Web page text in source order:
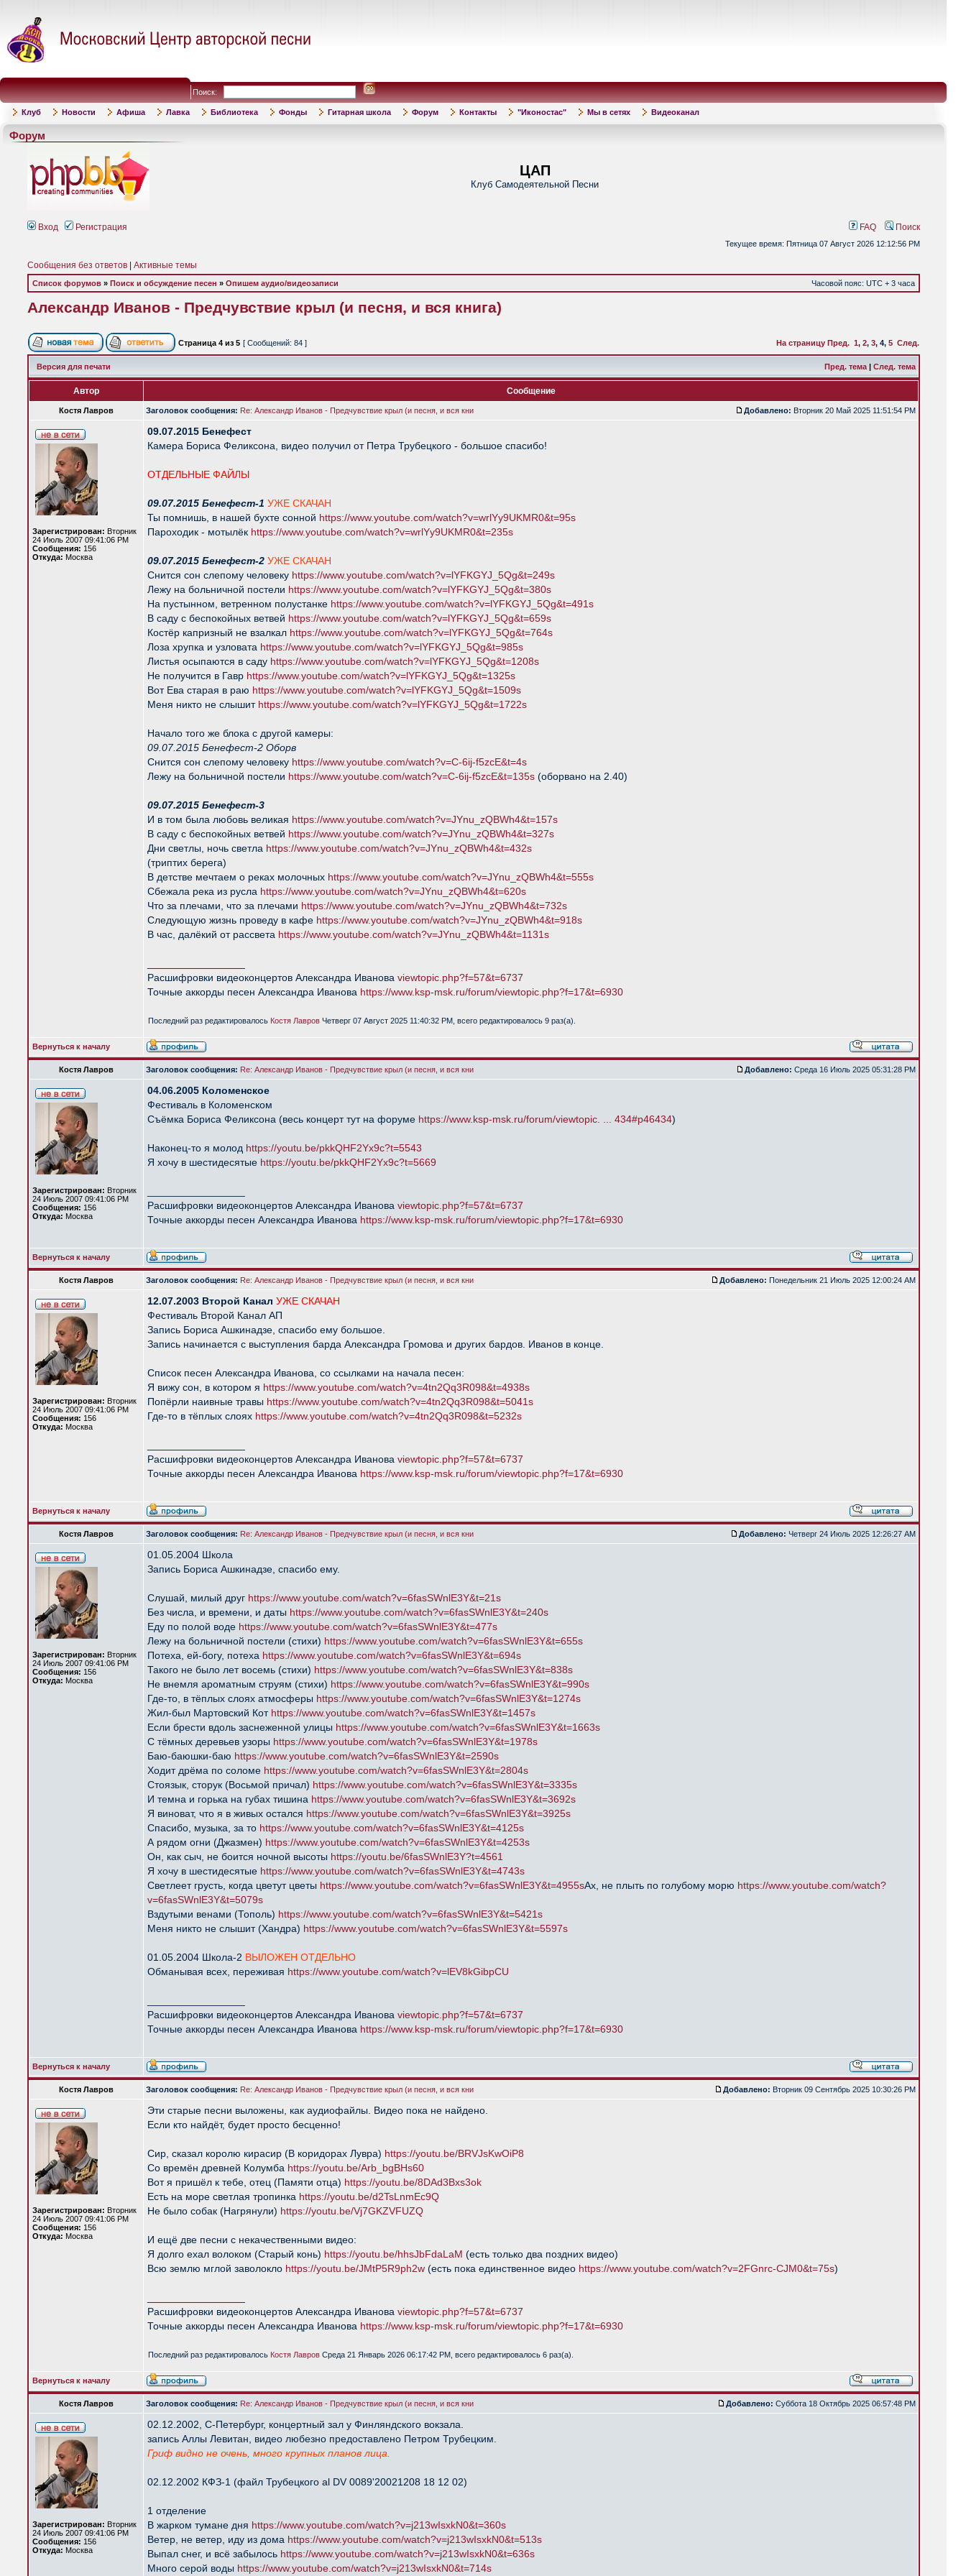
Поиск:
Клуб Новости Афиша Лавка Библиотека Фонды Гитарная школа Форум Контакты "Иконостас" Мы в сетях Видеоканал
Форум
ЦАП
Клуб Самодеятельной Песни
Вход Регистрация FAQ Поиск
Текущее время: Пятница 07 Август 2026 12:12:56 PM
Сообщения без ответов Активные темы
Список форумов » Поиск и обсуждение песен » Опишем аудио/видеозаписи Часовой пояс: UTC + 3 часа
Александр Иванов - Предчувствие крыл (и песня, и вся книга)
Страница 4 из 5 [ Сообщений: 84 ] На страницу Пред. 1, 2, 3, 4, 5 След.
Версия для печати Пред. тема | След. тема
Автор Сообщение
Костя Лавров Заголовок сообщения: Re: Александр Иванов - Предчувствие крыл (и песня, и вся кни Добавлено: Вторник 20 Май 2025 11:51:54 PM
Зарегистрирован: Вторник
24 Июль 2007 09:41:06 PM
Сообщения: 156
Откуда: Москва
09.07.2015 Бенефест
Камера Бориса Феликсона, видео получил от Петра Трубецкого - большое спасибо!
ОТДЕЛЬНЫЕ ФАЙЛЫ
09.07.2015 Бенефест-1 УЖЕ СКАЧАН
Ты помнишь, в нашей бухте сонной https://www.youtube.com/watch?v=wrlYy9UKMR0&t=95s
Пароходик - мотылёк https://www.youtube.com/watch?v=wrlYy9UKMR0&t=235s
09.07.2015 Бенефест-2 УЖЕ СКАЧАН
Снится сон слепому человеку https://www.youtube.com/watch?v=lYFKGYJ_5Qg&t=249s
Лежу на больничной постели https://www.youtube.com/watch?v=lYFKGYJ_5Qg&t=380s
На пустынном, ветренном полустанке https://www.youtube.com/watch?v=lYFKGYJ_5Qg&t=491s
В саду с беспокойных ветвей https://www.youtube.com/watch?v=lYFKGYJ_5Qg&t=659s
Костёр капризный не взалкал https://www.youtube.com/watch?v=lYFKGYJ_5Qg&t=764s
Лоза хрупка и узловата https://www.youtube.com/watch?v=lYFKGYJ_5Qg&t=985s
Листья осыпаются в саду https://www.youtube.com/watch?v=lYFKGYJ_5Qg&t=1208s
Не получится в Гавр https://www.youtube.com/watch?v=lYFKGYJ_5Qg&t=1325s
Вот Ева старая в раю https://www.youtube.com/watch?v=lYFKGYJ_5Qg&t=1509s
Меня никто не слышит https://www.youtube.com/watch?v=lYFKGYJ_5Qg&t=1722s
Начало того же блока с другой камеры:
09.07.2015 Бенефест-2 Оборв
Снится сон слепому человеку https://www.youtube.com/watch?v=C-6ij-f5zcE&t=4s
Лежу на больничной постели https://www.youtube.com/watch?v=C-6ij-f5zcE&t=135s (оборвано на 2.40)
09.07.2015 Бенефест-3
И в том была любовь великая https://www.youtube.com/watch?v=JYnu_zQBWh4&t=157s
В саду с беспокойных ветвей https://www.youtube.com/watch?v=JYnu_zQBWh4&t=327s
Дни светлы, ночь светла https://www.youtube.com/watch?v=JYnu_zQBWh4&t=432s
(триптих берега)
В детстве мечтаем о реках молочных https://www.youtube.com/watch?v=JYnu_zQBWh4&t=555s
Сбежала река из русла https://www.youtube.com/watch?v=JYnu_zQBWh4&t=620s
Что за плечами, что за плечами https://www.youtube.com/watch?v=JYnu_zQBWh4&t=732s
Следующую жизнь проведу в кафе https://www.youtube.com/watch?v=JYnu_zQBWh4&t=918s
В час, далёкий от рассвета https://www.youtube.com/watch?v=JYnu_zQBWh4&t=1131s
Расшифровки видеоконцертов Александра Иванова viewtopic.php?f=57&t=6737
Точные аккорды песен Александра Иванова https://www.ksp-msk.ru/forum/viewtopic.php?f=17&t=6930
Последний раз редактировалось Костя Лавров Четверг 07 Август 2025 11:40:32 PM, всего редактировалось 9 раз(а).
Вернуться к началу
Костя Лавров Заголовок сообщения: Re: Александр Иванов - Предчувствие крыл (и песня, и вся кни Добавлено: Среда 16 Июль 2025 05:31:28 PM
Зарегистрирован: Вторник
24 Июль 2007 09:41:06 PM
Сообщения: 156
Откуда: Москва
04.06.2005 Коломенское
Фестиваль в Коломенском
Съёмка Бориса Феликсона (весь концерт тут на форуме https://www.ksp-msk.ru/forum/viewtopic. ... 434#p46434)
Наконец-то я молод https://youtu.be/pkkQHF2Yx9c?t=5543
Я хочу в шестидесятые https://youtu.be/pkkQHF2Yx9c?t=5669
Расшифровки видеоконцертов Александра Иванова viewtopic.php?f=57&t=6737
Точные аккорды песен Александра Иванова https://www.ksp-msk.ru/forum/viewtopic.php?f=17&t=6930
Вернуться к началу
Костя Лавров Заголовок сообщения: Re: Александр Иванов - Предчувствие крыл (и песня, и вся кни Добавлено: Понедельник 21 Июль 2025 12:00:24 AM
Зарегистрирован: Вторник
24 Июль 2007 09:41:06 PM
Сообщения: 156
Откуда: Москва
12.07.2003 Второй Канал УЖЕ СКАЧАН
Фестиваль Второй Канал АП
Запись Бориса Ашкинадзе, спасибо ему большое.
Запись начинается с выступления барда Александра Громова и других бардов. Иванов в конце.
Список песен Александра Иванова, со ссылками на начала песен:
Я вижу сон, в котором я https://www.youtube.com/watch?v=4tn2Qq3R098&t=4938s
Попёрли наивные травы https://www.youtube.com/watch?v=4tn2Qq3R098&t=5041s
Где-то в тёплых слоях https://www.youtube.com/watch?v=4tn2Qq3R098&t=5232s
Расшифровки видеоконцертов Александра Иванова viewtopic.php?f=57&t=6737
Точные аккорды песен Александра Иванова https://www.ksp-msk.ru/forum/viewtopic.php?f=17&t=6930
Вернуться к началу
Костя Лавров Заголовок сообщения: Re: Александр Иванов - Предчувствие крыл (и песня, и вся кни Добавлено: Четверг 24 Июль 2025 12:26:27 AM
Зарегистрирован: Вторник
24 Июль 2007 09:41:06 PM
Сообщения: 156
Откуда: Москва
01.05.2004 Школа
Запись Бориса Ашкинадзе, спасибо ему.
Слушай, милый друг https://www.youtube.com/watch?v=6fasSWnlE3Y&t=21s
Без числа, и времени, и даты https://www.youtube.com/watch?v=6fasSWnlE3Y&t=240s
Еду по полой воде https://www.youtube.com/watch?v=6fasSWnlE3Y&t=477s
Лежу на больничной постели (стихи) https://www.youtube.com/watch?v=6fasSWnlE3Y&t=655s
Потеха, ей-богу, потеха https://www.youtube.com/watch?v=6fasSWnlE3Y&t=694s
Такого не было лет восемь (стихи) https://www.youtube.com/watch?v=6fasSWnlE3Y&t=838s
Не внемля ароматным струям (стихи) https://www.youtube.com/watch?v=6fasSWnlE3Y&t=990s
Где-то, в тёплых слоях атмосферы https://www.youtube.com/watch?v=6fasSWnlE3Y&t=1274s
Жил-был Мартовский Кот https://www.youtube.com/watch?v=6fasSWnlE3Y&t=1457s
Если брести вдоль заснеженной улицы https://www.youtube.com/watch?v=6fasSWnlE3Y&t=1663s
С тёмных деревьев узоры https://www.youtube.com/watch?v=6fasSWnlE3Y&t=1978s
Баю-баюшки-баю https://www.youtube.com/watch?v=6fasSWnlE3Y&t=2590s
Ходит дрёма по соломе https://www.youtube.com/watch?v=6fasSWnlE3Y&t=2804s
Стоязык, сторук (Восьмой причал) https://www.youtube.com/watch?v=6fasSWnlE3Y&t=3335s
И темна и горька на губах тишина https://www.youtube.com/watch?v=6fasSWnlE3Y&t=3692s
Я виноват, что я в живых остался https://www.youtube.com/watch?v=6fasSWnlE3Y&t=3925s
Спасибо, музыка, за то https://www.youtube.com/watch?v=6fasSWnlE3Y&t=4125s
А рядом огни (Джазмен) https://www.youtube.com/watch?v=6fasSWnlE3Y&t=4253s
Он, как сыч, не боится ночной высоты https://youtu.be/6fasSWnlE3Y?t=4561
Я хочу в шестидесятые https://www.youtube.com/watch?v=6fasSWnlE3Y&t=4743s
Светлеет грусть, когда цветут цветы https://www.youtube.com/watch?v=6fasSWnlE3Y&t=4955sАх, не плыть по голубому морю https://www.youtube.com/watch?
v=6fasSWnlE3Y&t=5079s
Вздутыми венами (Тополь) https://www.youtube.com/watch?v=6fasSWnlE3Y&t=5421s
Меня никто не слышит (Хандра) https://www.youtube.com/watch?v=6fasSWnlE3Y&t=5597s
01.05.2004 Школа-2 ВЫЛОЖЕН ОТДЕЛЬНО
Обманывая всех, переживая https://www.youtube.com/watch?v=lEV8kGibpCU
Расшифровки видеоконцертов Александра Иванова viewtopic.php?f=57&t=6737
Точные аккорды песен Александра Иванова https://www.ksp-msk.ru/forum/viewtopic.php?f=17&t=6930
Вернуться к началу
Костя Лавров Заголовок сообщения: Re: Александр Иванов - Предчувствие крыл (и песня, и вся кни Добавлено: Вторник 09 Сентябрь 2025 10:30:26 PM
Зарегистрирован: Вторник
24 Июль 2007 09:41:06 PM
Сообщения: 156
Откуда: Москва
Эти старые песни выложены, как аудиофайлы. Видео пока не найдено.
Если кто найдёт, будет просто бесценно!
Сир, сказал королю кирасир (В коридорах Лувра) https://youtu.be/BRVJsKwOiP8
Со времён древней Колумба https://youtu.be/Arb_bgBHs60
Вот я пришёл к тебе, отец (Памяти отца) https://youtu.be/8DAd3Bxs3ok
Есть на море светлая тропинка https://youtu.be/d2TsLnmEc9Q
Не было собак (Нагрянули) https://youtu.be/Vj7GKZVFUZQ
И ещё две песни с некачественными видео:
Я долго ехал волоком (Старый конь) https://youtu.be/hhsJbFdaLaM (есть только два поздних видео)
Всю землю мглой заволокло https://youtu.be/JMtP5R9ph2w (есть пока единственное видео https://www.youtube.com/watch?v=2FGnrc-CJM0&t=75s)
Расшифровки видеоконцертов Александра Иванова viewtopic.php?f=57&t=6737
Точные аккорды песен Александра Иванова https://www.ksp-msk.ru/forum/viewtopic.php?f=17&t=6930
Последний раз редактировалось Костя Лавров Среда 21 Январь 2026 06:17:42 PM, всего редактировалось 6 раз(а).
Вернуться к началу
Костя Лавров Заголовок сообщения: Re: Александр Иванов - Предчувствие крыл (и песня, и вся кни Добавлено: Суббота 18 Октябрь 2025 06:57:48 PM
Зарегистрирован: Вторник
24 Июль 2007 09:41:06 PM
Сообщения: 156
Откуда: Москва
02.12.2002, С-Петербург, концертный зал у Финляндского вокзала.
запись Аллы Левитан, видео любезно предоставлено Петром Трубецким.
Гриф видно не очень, много крупных планов лица.
02.12.2002 КФЗ-1 (файл Трубецкого al DV 0089'20021208 18 12 02)
1 отделение
В жарком тумане дня https://www.youtube.com/watch?v=j213wIsxkN0&t=360s
Ветер, не ветер, иду из дома https://www.youtube.com/watch?v=j213wIsxkN0&t=513s
Выпал снег, и всё забылось https://www.youtube.com/watch?v=j213wIsxkN0&t=636s
Много серой воды https://www.youtube.com/watch?v=j213wIsxkN0&t=714s